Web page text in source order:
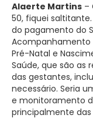
Alaerte Martins –
50, fiquei
do pagamento do
Acompanhamento
Pré-Natal e
Saúde, que são as
das gestantes,
necessário. Seria
e monitoramento
principalmente